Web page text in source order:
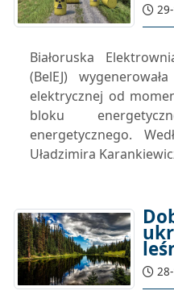
Białoruska
(BelEJ)
elektrycznej od
bloku
energetycznego.
Uładzimira